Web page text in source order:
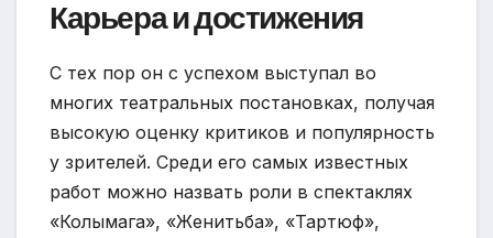
Карьера и достижения
С тех пор он с успехом выступал во
многих театральных постановках, получая
высокую оценку критиков и популярность
у зрителей. Среди его самых известных
работ можно назвать роли в спектаклях
«Колымага», «Женитьба», «Тартюф»,